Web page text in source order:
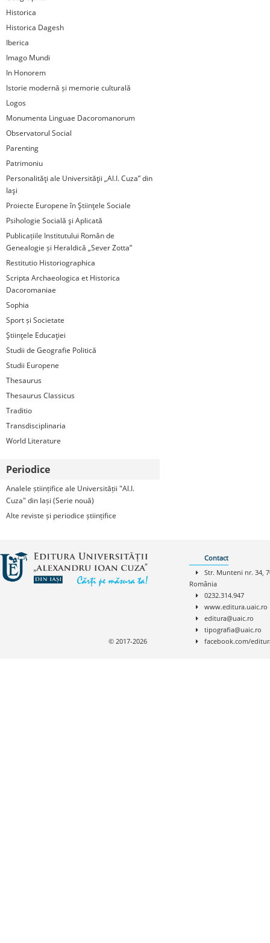
Historica
Historica Dagesh
Iberica
Imago Mundi
In Honorem
Istorie modernă și memorie culturală
Logos
Monumenta Linguae Dacoromanorum
Observatorul Social
Parenting
Patrimoniu
Personalităţi ale Universităţii „Al.I. Cuza” din
Iaşi
Proiecte Europene în Ştiinţele Sociale
Psihologie Socială şi Aplicată
Publicațiile Institutului Român de
Genealogie și Heraldică „Sever Zotta”
Restitutio Historiographica
Scripta Archaeologica et Historica
Dacoromaniae
Sophia
Sport și Societate
Ştiinţele Educaţiei
Studii de Geografie Politică
Studii Europene
Thesaurus
Thesaurus Classicus
Traditio
Transdisciplinaria
World Literature
Periodice
Analele științifice ale Universității "Al.I.
Cuza" din Iași (Serie nouă)
Alte reviste și periodice științifice
Contact
Str. Munteni nr. 34,
România
0232.314.947
www.editura.uaic.ro
editura@uaic.ro
tipografia@uaic.ro
facebook.com/
© 2017-2026